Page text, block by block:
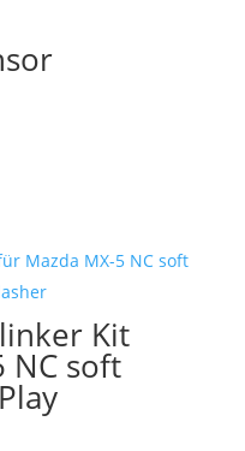
Kit
NC soft